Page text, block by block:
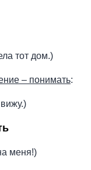
тот дом.)
– понимать:
меня!)